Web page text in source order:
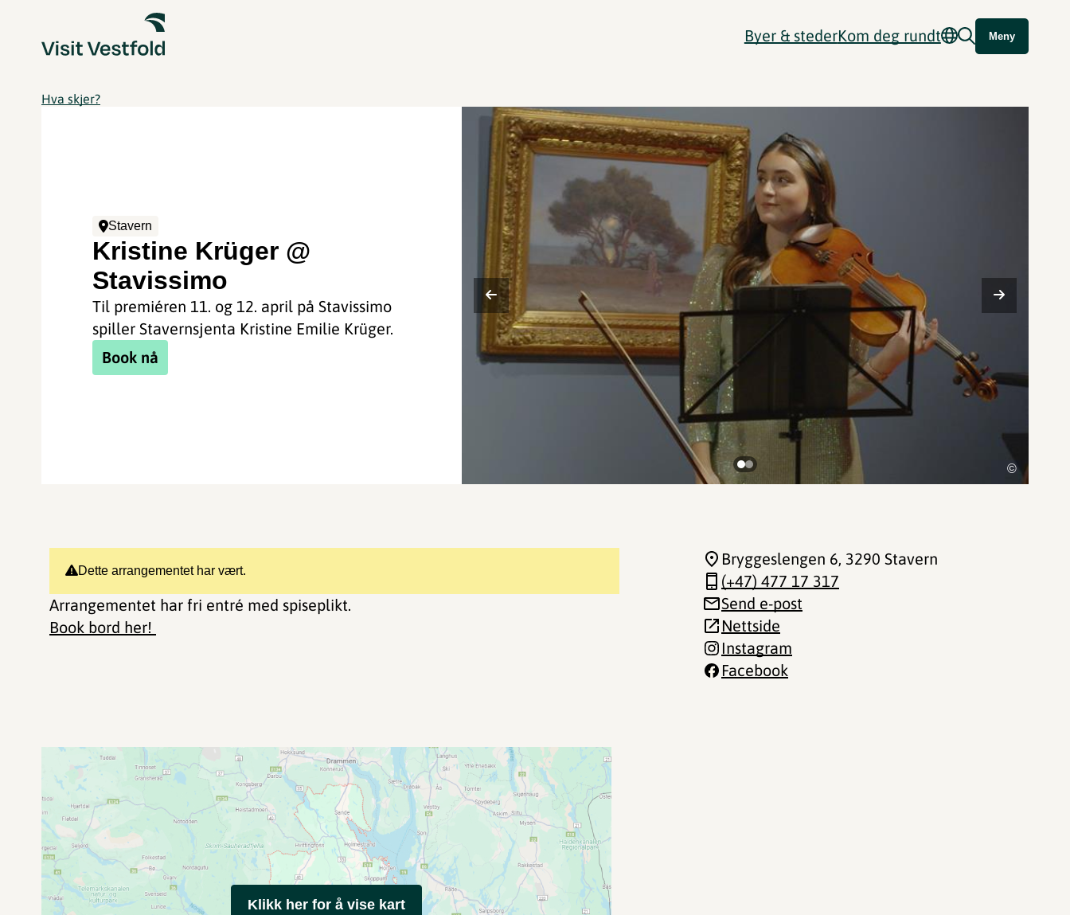
Byer & stederKom deg rundt Meny
Hva skjer?
Stavern
Kristine Krüger @
Stavissimo
Til premiéren 11. og 12. april på Stavissimo
spiller Stavernsjenta Kristine Emilie Krüger.
Book nå
©
Dette arrangementet har vært.
Arrangementet har fri entré med spiseplikt.
Book bord her!
Bryggeslengen 6, 3290 Stavern
(+47) 477 17 317
Send e-post
Nettside
Instagram
Facebook
Klikk her for å vise kart